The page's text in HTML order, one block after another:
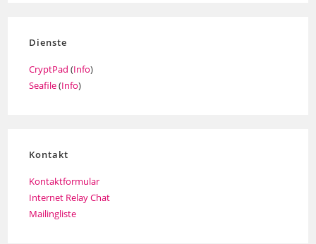
Dienste
CryptPad (Info)
Seafile(Info)
Kontakt
Kontaktformular
Internet Relay Chat
Mailingliste